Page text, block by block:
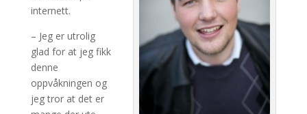
internett.
– Jeg er utrolig
glad for at jeg fikk
denne
oppvåkningen og
jeg tror at det er